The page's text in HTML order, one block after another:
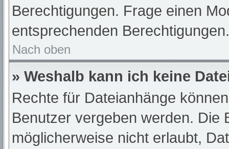
Berechtigungen. Frage einen
entsprechenden Berechtigungen.
Nach oben
» Weshalb kann ich keine
Rechte für Dateianhänge
Benutzer vergeben werden. Die
möglicherweise nicht erlaubt,